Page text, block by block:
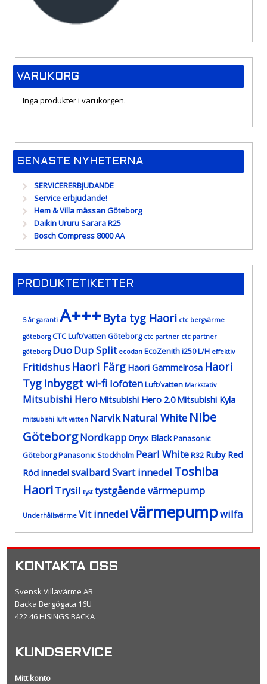
VARUKORG
Inga produkter i varukorgen.
SENASTE NYHETERNA
SERVICERERBJUDANDE
Service erbjudande!
Hem & Villa mässan Göteborg
Daikin Ururu Sarara R25
Bosch Compress 8000 AA
PRODUKTETIKETTER
5 år garanti A+++ Byta tyg Haori ctc bergvärme
göteborg CTC Luft/vatten Göteborg ctc partner ctc partner
göteborg DuoDup Split ecodan EcoZenith i250 L/H effektiv
Fritidshus Haori Färg Haori Gammelrosa Haori
Tyg Inbyggt wi-fi lofotenLuft/vatten Markstativ
Mitsubishi Hero Mitsubishi Hero 2.0 Mitsubishi Kyla
mitsubishi luft vatten NarvikNatural White Nibe
GöteborgNordkappOnyx BlackPanasonic
GöteborgPanasonic Stockholm Pearl WhiteR32 Ruby Red
Röd innedelsvalbardSvart innedel Toshiba
HaoriTrysil tyst tystgående värmepump
Underhållsvärme Vit innedelvärmepumpwilfa
KONTAKTA OSS
Svensk Villavärme AB
Backa Bergögata 16U
422 46 HISINGS BACKA
KUNDSERVICE
Mitt konto